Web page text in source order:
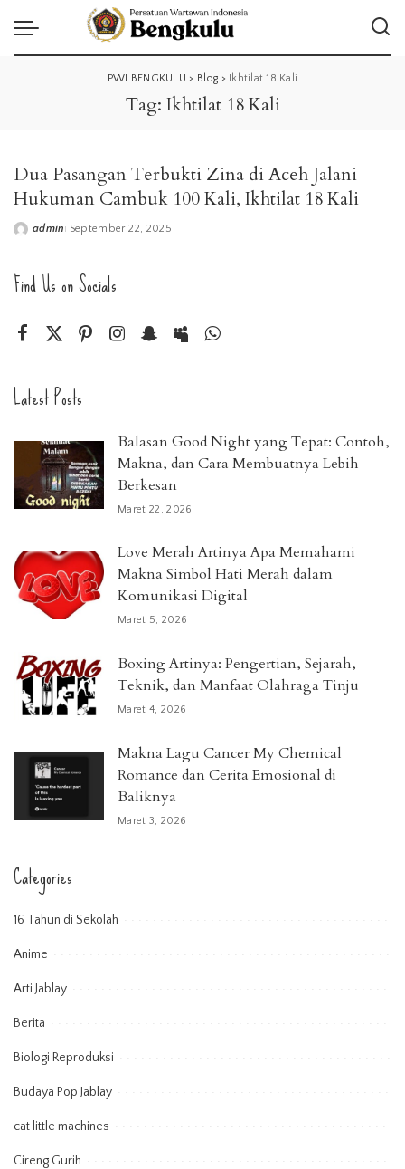
PWI BENGKULU > Blog > Ikhtilat 18 Kali
Tag: Ikhtilat 18 Kali
Dua Pasangan Terbukti Zina di Aceh Jalani
Hukuman Cambuk 100 Kali, Ikhtilat 18 Kali
Posted
admin September 22, 2025
Find Us on Socials
Latest Posts
Balasan Good Night yang Tepat: Contoh,
Makna, dan Cara Membuatnya Lebih
Berkesan
Maret 22, 2026
Love Merah Artinya Apa Memahami
Makna Simbol Hati Merah dalam
Komunikasi Digital
Maret 5, 2026
Boxing Artinya: Pengertian, Sejarah,
Teknik, dan Manfaat Olahraga Tinju
Maret 4, 2026
Makna Lagu Cancer My Chemical
Romance dan Cerita Emosional di
Baliknya
Maret 3, 2026
Categories
16 Tahun di Sekolah
Anime
Arti Jablay
Berita
Biologi Reproduksi
Budaya Pop Jablay
cat little machines
Cireng Gurih